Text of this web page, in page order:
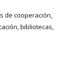
de cooperación,
bibliotecas,